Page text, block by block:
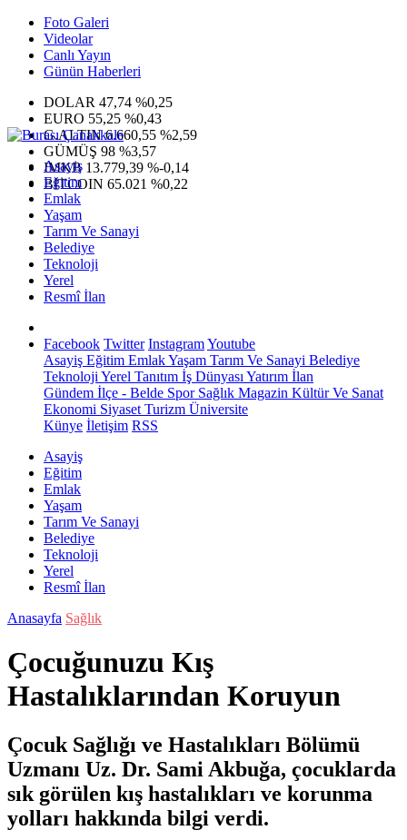
Foto Galeri
Videolar
Canlı Yayın
Günün Haberleri
DOLAR 47,74 %0,25
EURO 55,25 %0,43
G.ALTIN6.660,55 %2,59
GÜMÜŞ 98 %3,57
IMKB 13.779,39 %-0,14
BITCOIN 65.021 %0,22
Asayiş
Eğitim
Emlak
Yaşam
Tarım Ve Sanayi
Belediye
Teknoloji
Yerel
Resmî İlan
Facebook Twitter InstagramYoutube
Asayiş Eğitim EmlakYaşam Tarım Ve Sanayi Belediye
Teknoloji Yerel Tanıtım İş Dünyası Yatırım İlan
Gündem İlçe - Belde SporSağlık Magazin Kültür Ve Sanat
Ekonomi Siyaset Turizm Üniversite
Künye İletişim RSS
Asayiş
Eğitim
Emlak
Yaşam
Tarım Ve Sanayi
Belediye
Teknoloji
Yerel
Resmî İlan
Anasayfa Sağlık
Çocuğunuzu Kış
Hastalıklarından Koruyun
Çocuk Sağlığı ve Hastalıkları Bölümü
Uzmanı Uz. Dr. Sami Akbuğa, çocuklarda
sık görülen kış hastalıkları ve korunma
yolları hakkında bilgi verdi.